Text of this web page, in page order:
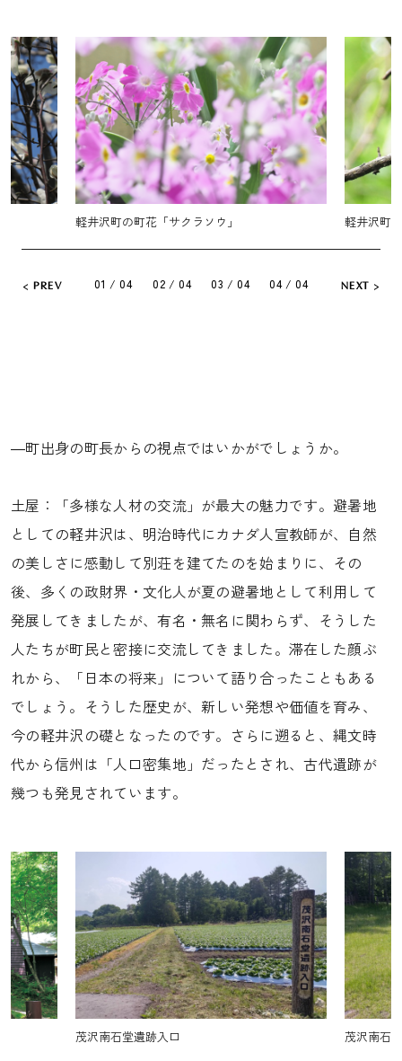
PREV NEXT
軽井沢町の町鳥「アカハラ」 軽井沢町
01 / 04 02 / 04 03 / 04 04 / 04
―町出身の町長からの視点ではいかがでしょうか。
土屋：「多様な人材の交流」が最大の魅力です。避暑地
としての軽井沢は、明治時代にカナダ人宣教師が、自然
の美しさに感動して別荘を建てたのを始まりに、その
後、多くの政財界・文化人が夏の避暑地として利用して
発展してきましたが、有名・無名に関わらず、そうした
人たちが町民と密接に交流してきました。滞在した顔ぶ
れから、「日本の将来」について語り合ったこともある
でしょう。そうした歴史が、新しい発想や価値を育み、
今の軽井沢の礎となったのです。さらに遡ると、縄文時
代から信州は「人口密集地」だったとされ、古代遺跡が
幾つも発見されています。
茂沢南石堂遺跡の配石遺構 カナダ人